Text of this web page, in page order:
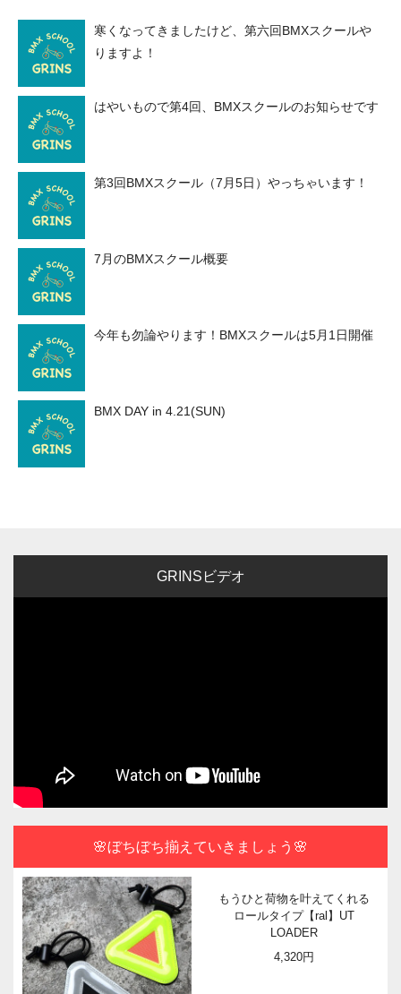
寒くなってきましたけど、第六回BMXスクールや
りますよ！
はやいもので第4回、BMXスクールのお知らせです
第3回BMXスクール（7月5日）やっちゃいます！
7月のBMXスクール概要
今年も勿論やります！BMXスクールは5月1日開催
BMX DAY in 4.21(SUN)
GRINSビデオ
🌸ぼちぼち揃えていきましょう🌸
もうひと荷物を叶えてくれる
ロールタイプ【ral】UT
LOADER
4,320円